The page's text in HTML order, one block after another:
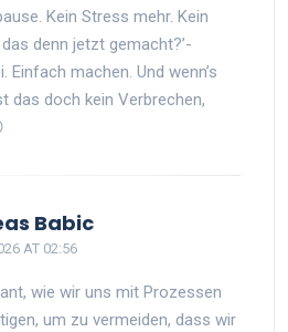
Kein Stress mehr. Kein
das denn jetzt gemacht?’-
Einfach machen. Und wenn’s
das doch kein Verbrechen,
Babic
AT 02:56
wie wir uns mit Prozessen
um zu vermeiden, dass wir